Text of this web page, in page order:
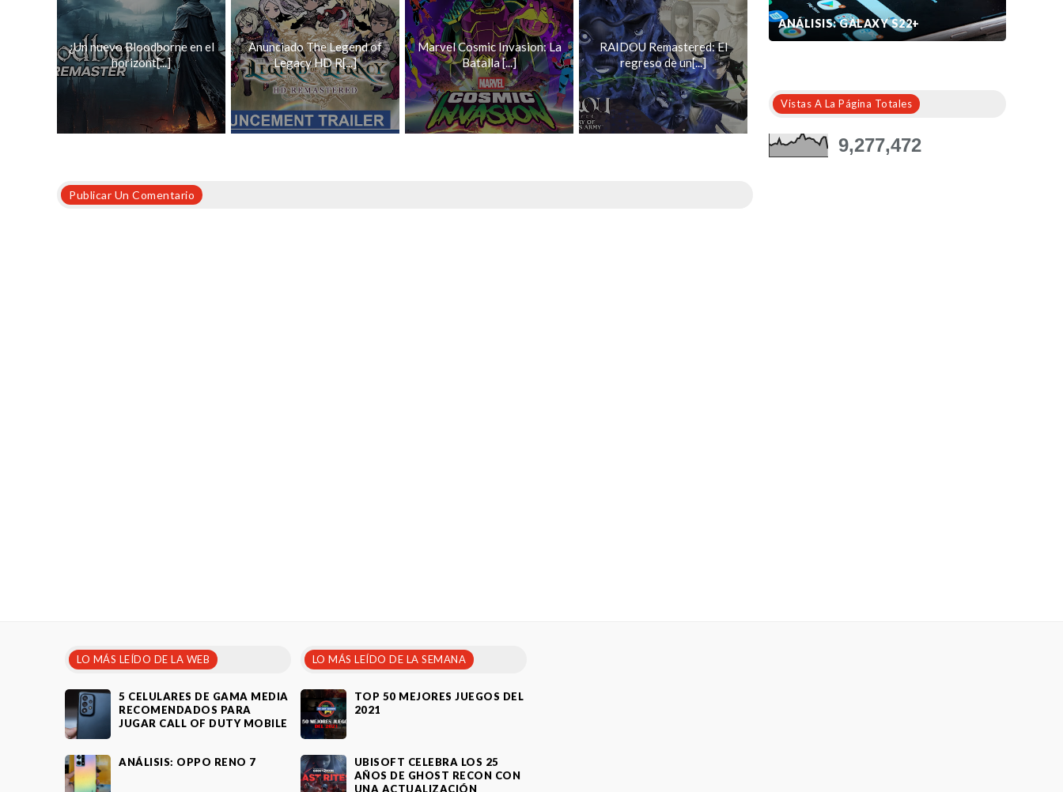
¿Un nuevo Bloodborne en el
horizont[...]
Anunciado The Legend of
Legacy HD R[...]
Marvel Cosmic Invasion: La
Batalla [...]
RAIDOU Remastered: El
regreso de un[...]
Publicar Un Comentario
ANÁLISIS: GALAXY S22+
Vistas A La Página Totales
9,277,472
LO MÁS LEÍDO DE LA WEB
5 CELULARES DE GAMA MEDIA
RECOMENDADOS PARA
JUGAR CALL OF DUTY MOBILE
ANÁLISIS: OPPO RENO 7
LO MÁS LEÍDO DE LA SEMANA
TOP 50 MEJORES JUEGOS DEL
2021
UBISOFT CELEBRA LOS 25
AÑOS DE GHOST RECON CON
UNA ACTUALIZACIÓN